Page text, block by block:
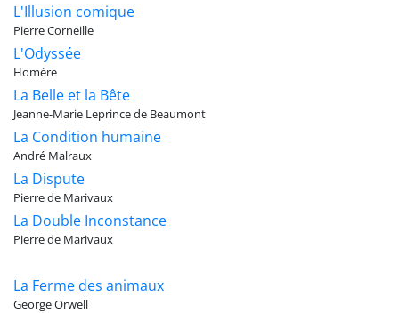
L'Illusion comique
Pierre Corneille
L'Odyssée
Homère
La Belle et la Bête
Jeanne-Marie Leprince de Beaumont
La Condition humaine
André Malraux
La Dispute
Pierre de Marivaux
La Double Inconstance
Pierre de Marivaux
La Ferme des animaux
George Orwell